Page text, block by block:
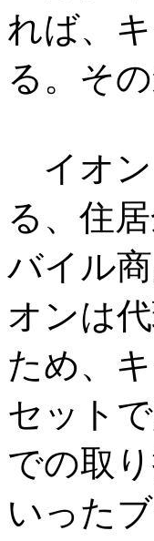
れば、
る。そ
イオン
る、住
バイル
オンは
ため、
セット
での取
いった